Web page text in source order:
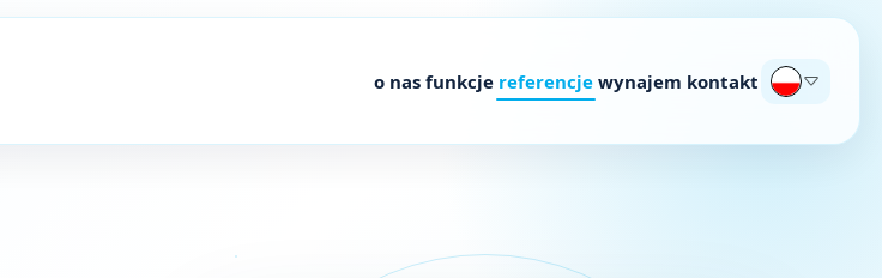
o nas funkcje referencje wynajem kontakt